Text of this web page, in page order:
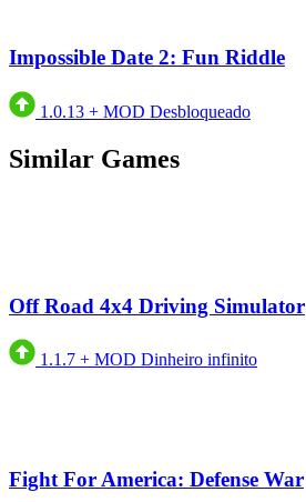
Impossible Date 2: Fun Riddle
1.0.13 + MOD Desbloqueado
Similar Games
Off Road 4x4 Driving Simulator
1.1.7 + MOD Dinheiro infinito
Fight For America: Defense War